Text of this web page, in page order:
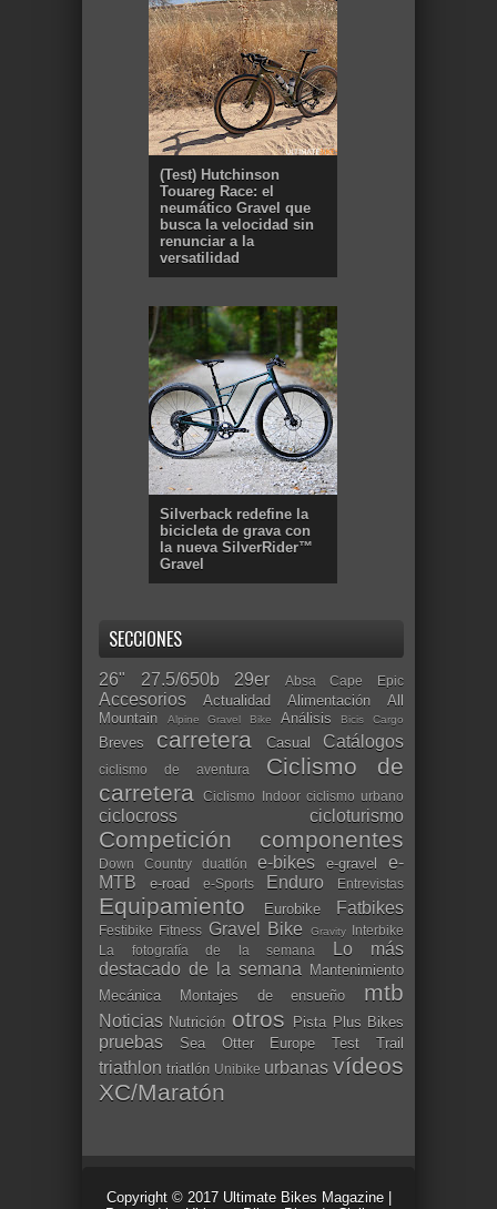
(Test) Hutchinson
Touareg Race: el
neumático Gravel que
busca la velocidad sin
renunciar a la
versatilidad
Silverback redefine la
bicicleta de grava con
la nueva SilverRider™
Gravel
SECCIONES
26" 27.5/650b 29er Absa Cape Epic
Accesorios Actualidad Alimentación
All
Mountain
Alpine Gravel Bike Análisis Bicis Cargo
Breves carretera Casual Catálogos
ciclismo de aventura
Ciclismo de
carretera
Ciclismo Indoor ciclismo urbano
ciclocross cicloturismo
Competición componentes
Down Country duatlón e-bikes e-gravel
e-
MTB
e-road e-Sports Enduro Entrevistas
Equipamiento Eurobike Fatbikes
Festibike Fitness Gravel Bike Gravity Interbike
La fotografía de la semana
Lo más
destacado de la semana Mantenimiento
Mecánica
Montajes de ensueño mtb
Noticias Nutrición otros Pista Plus Bikes
pruebas Sea Otter Europe Test Trail
triathlon triatlón Unibike urbanas vídeos
XC/Maratón
Copyright © 2017 Ultimate Bikes Magazine|